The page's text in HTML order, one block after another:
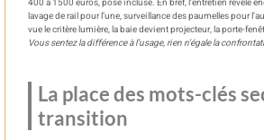
400 à 1500 euros, pose incluse. En bref, l’entretien révèle
lavage de rail pour l’une, surveillance des paumelles pour
vue le critère lumière, la baie devient projecteur, la porte-
Vous sentez la différence à l’usage, rien n’égale la
La place des mots-clés
transition